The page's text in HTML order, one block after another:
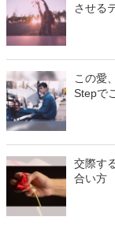
させる
この愛
Stepで
交際す
合い方